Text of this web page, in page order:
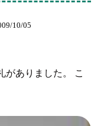
10/05
がありました。 こ